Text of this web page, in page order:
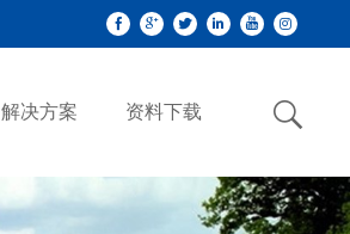
解决方案 资料下载